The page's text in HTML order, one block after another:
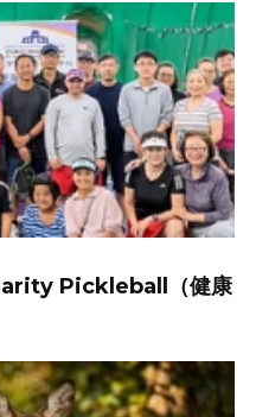
Pickleball（健康